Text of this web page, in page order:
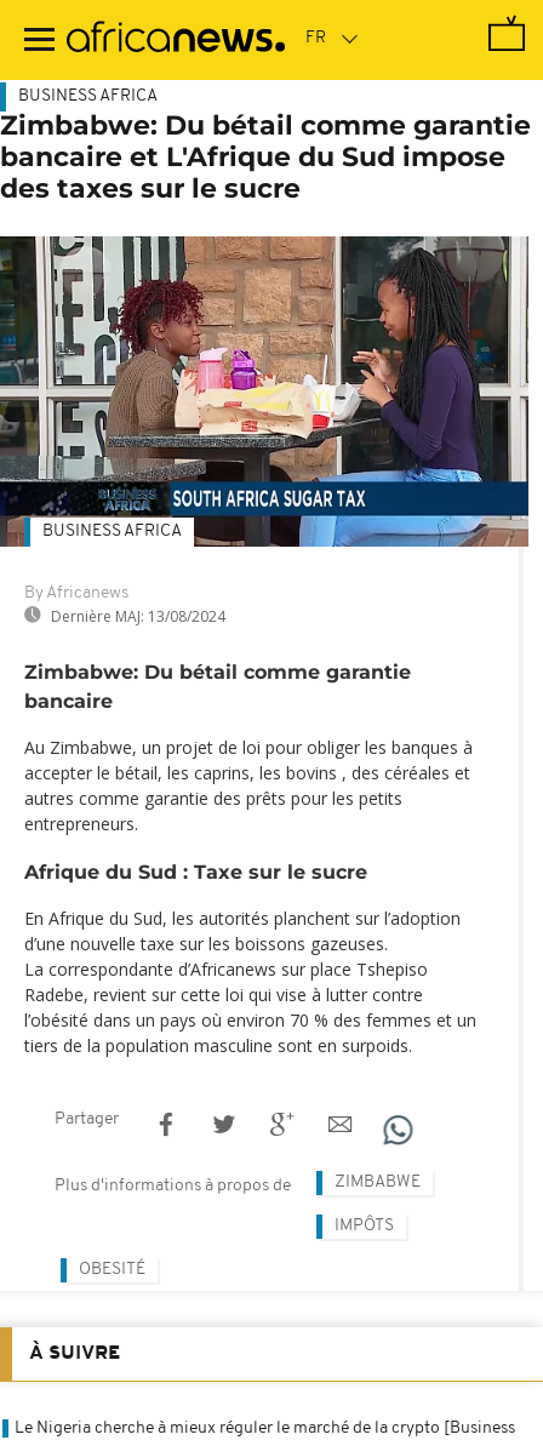
contenu
BUSINESS AFRICA
Zimbabwe: Du bétail comme garantie
bancaire et L'Afrique du Sud impose
des taxes sur le sucre
By Africanews
Dernière MAJ: 13/08/2024
BUSINESS AFRICA
Zimbabwe: Du bétail comme garantie
bancaire
Au Zimbabwe, un projet de loi pour obliger les banques à
accepter le bétail, les caprins, les bovins , des céréales et
autres comme garantie des prêts pour les petits
entrepreneurs.
Afrique du Sud : Taxe sur le sucre
En Afrique du Sud, les autorités planchent sur l’adoption
d’une nouvelle taxe sur les boissons gazeuses.
La correspondante d’Africanews sur place Tshepiso
Radebe, revient sur cette loi qui vise à lutter contre
l’obésité dans un pays où environ 70 % des femmes et un
tiers de la population masculine sont en surpoids.
Partager
Plus d'informations à propos de ZIMBABWE
IMPÔTS
OBESITÉ
À SUIVRE
Le Nigeria cherche à mieux réguler le marché de la crypto [Business